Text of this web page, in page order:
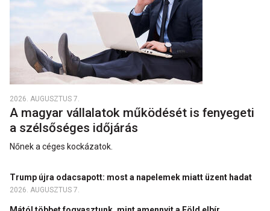
2026. AUGUSZTUS 7.
A magyar vállalatok működését is fenyegeti
a szélsőséges időjárás
Nőnek a céges kockázatok.
Trump újra odacsapott: most a napelemek miatt üzent hadat
2026. AUGUSZTUS 7.